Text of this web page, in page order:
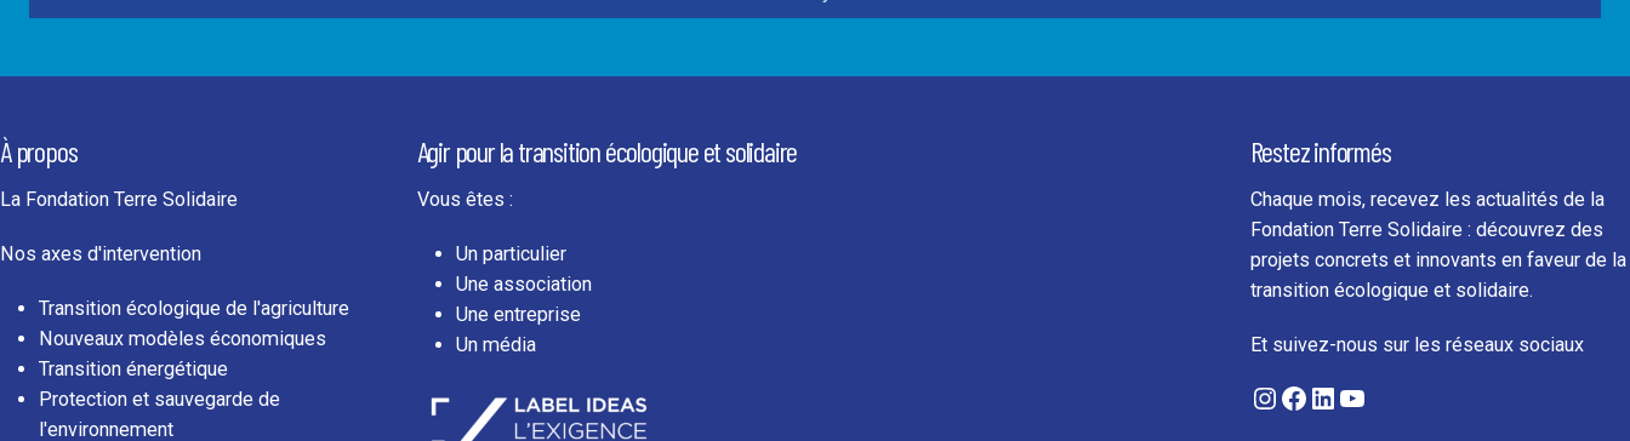
À propos
La Fondation Terre Solidaire
Nos axes d'intervention
Transition écologique de l'agriculture
Nouveaux modèles économiques
Transition énergétique
Protection et sauvegarde de
l'environnement
Agir pour la transition écologique et solidaire
Vous êtes :
Un particulier
Une association
Une entreprise
Un média
Restez informés
Chaque mois, recevez les actualités de la
Fondation Terre Solidaire : découvrez des
projets concrets et innovants en faveur de la
transition écologique et solidaire.
Et suivez-nous sur les réseaux sociaux
InstagramFacebook LinkedIn YouTube